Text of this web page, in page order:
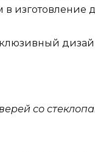
изготовление
со